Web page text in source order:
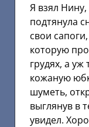
Я взял
подтянула
свои
которую
грудях, а
кожаную
шуметь,
выглянув в
увидел.